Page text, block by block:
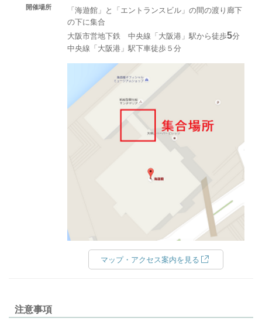
開催場所
「海遊館」と「エントランスビル」の間の渡り廊下
の下に集合
大阪市営地下鉄 中央線「大阪港」駅から徒歩5分
中央線「大阪港」駅下車徒歩５分
マップ・アクセス案内を見る
注意事項